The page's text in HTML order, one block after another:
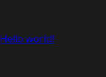
Hello world!